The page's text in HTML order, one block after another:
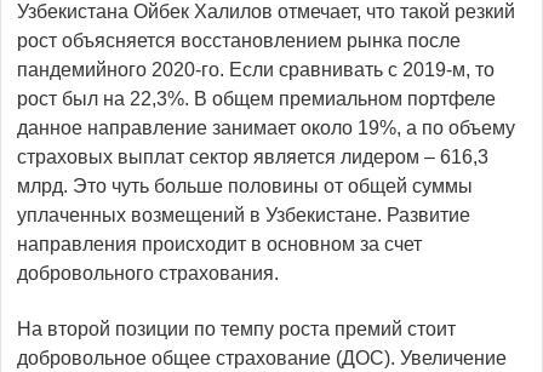
Узбекистана Ойбек Халилов отмечает, что такой резкий
рост объясняется восстановлением рынка после
пандемийного 2020-го. Если сравнивать с 2019-м, то
рост был на 22,3%. В общем премиальном портфеле
данное направление занимает около 19%, а по объему
страховых выплат сектор является лидером – 616,3
млрд. Это чуть больше половины от общей суммы
уплаченных возмещений в Узбекистане. Развитие
направления происходит в основном за счет
добровольного страхования.
На второй позиции по темпу роста премий стоит
добровольное общее страхование (ДОС). Увеличение